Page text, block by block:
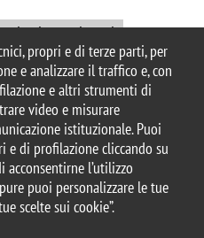
propri e di terze parti, per
e analizzare il traffico e, con
e altri strumenti di
video e misurare
istituzionale. Puoi
e di profilazione cliccando su
acconsentirne l’utilizzo
puoi personalizzare le tue
scelte sui cookie”.
e riconoscimenti
degli Studi di Milano-Bicocca
Nuovo, 1 - 20126, Milano
|